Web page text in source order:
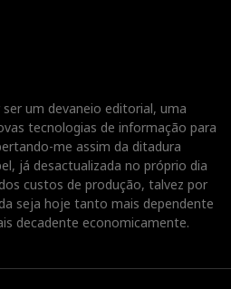
das 10-13h e das 14h-19h
44.745, W9 12.378
um devaneio editorial, uma
tecnologias de informação para
me assim da ditadura
já desactualizada no próprio dia
custos de produção, talvez por
seja hoje tanto mais dependente
decadente economicamente.